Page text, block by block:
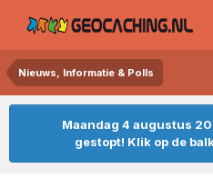
Nieuws, Informatie & Polls
Maandag 4 augustus
gestopt! Klik op de